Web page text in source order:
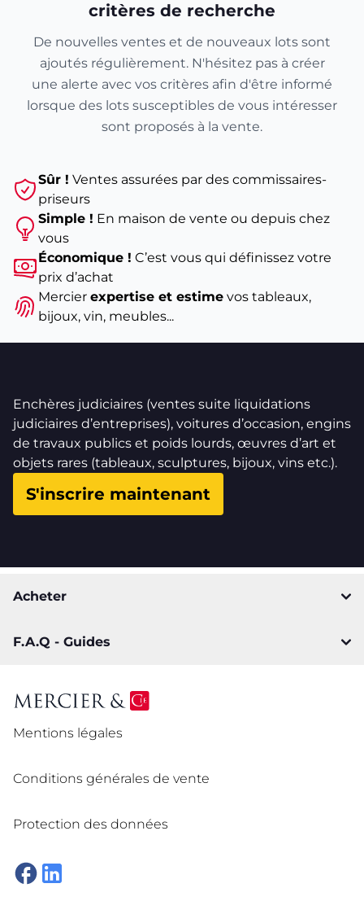
critères de recherche
De nouvelles ventes et de nouveaux lots sont
ajoutés régulièrement. N'hésitez pas à créer
une alerte avec vos critères afin d'être informé
lorsque des lots susceptibles de vous intéresser
sont proposés à la vente.
Sûr ! Ventes assurées par des commissaires-
priseurs
Simple ! En maison de vente ou depuis chez
vous
Économique ! C’est vous qui définissez votre
prix d’achat
Mercier expertise et estimevos tableaux,
bijoux, vin, meubles...
Enchères judiciaires (ventes suite liquidations
judiciaires d’entreprises), voitures d’occasion, engins
de travaux publics et poids lourds, œuvres d’art et
objets rares (tableaux, sculptures, bijoux, vins etc.).
S'inscrire maintenant
Acheter
F.A.Q - Guides
Mentions légales
Conditions générales de vente
Protection des données